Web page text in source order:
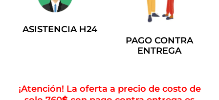
ASISTENCIA H24
PAGO CONTRA
ENTREGA
¡Atención! La oferta a precio de costo de